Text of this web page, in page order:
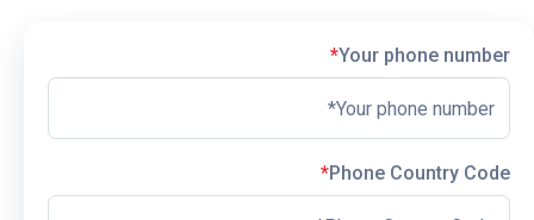
Your phone number
*
Phone Country Code
*